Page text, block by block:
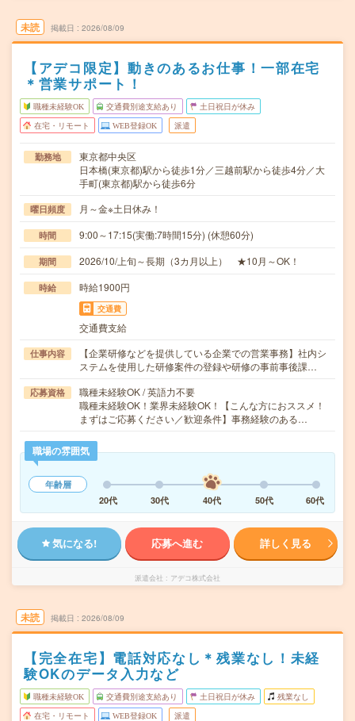
未読 掲載日 2026/08/09
【アデコ限定】動きのあるお仕事！一部在宅
＊営業サポート！
職種未経験OK 交通費別途支給あり 土日祝日が休み
在宅・リモート WEB登録OK 派遣
勤務地
東京都中央区
日本橋(東京都)駅から徒歩1分／三越前駅から徒歩4分／大
手町(東京都)駅から徒歩6分
曜日頻度 月～金※土日休み！
時間 9:00～17:15(実働:7時間15分) (休憩60分)
期間 2026/10/上旬～長期（3カ月以上） ★10月～OK！
時給 時給1900円
交通費
交通費支給
仕事内容
【企業研修などを提供している企業での営業事務】社内シ
ステムを使用した研修案件の登録や研修の事前事後課…
応募資格
職種未経験OK / 英語力不要
職種未経験OK！業界未経験OK！【こんな方におススメ！
まずはご応募ください／歓迎条件】事務経験のある…
職場の雰囲気
年齢層
20代
30代 40代 50代 60代
気になる! 応募へ進む 詳しく見る
派遣会社 アデコ株式会社
未読 掲載日 2026/08/09
【完全在宅】電話対応なし＊残業なし！未経
験OKのデータ入力など
職種未経験OK 交通費別途支給あり 土日祝日が休み 残業なし
在宅・リモート WEB登録OK 派遣